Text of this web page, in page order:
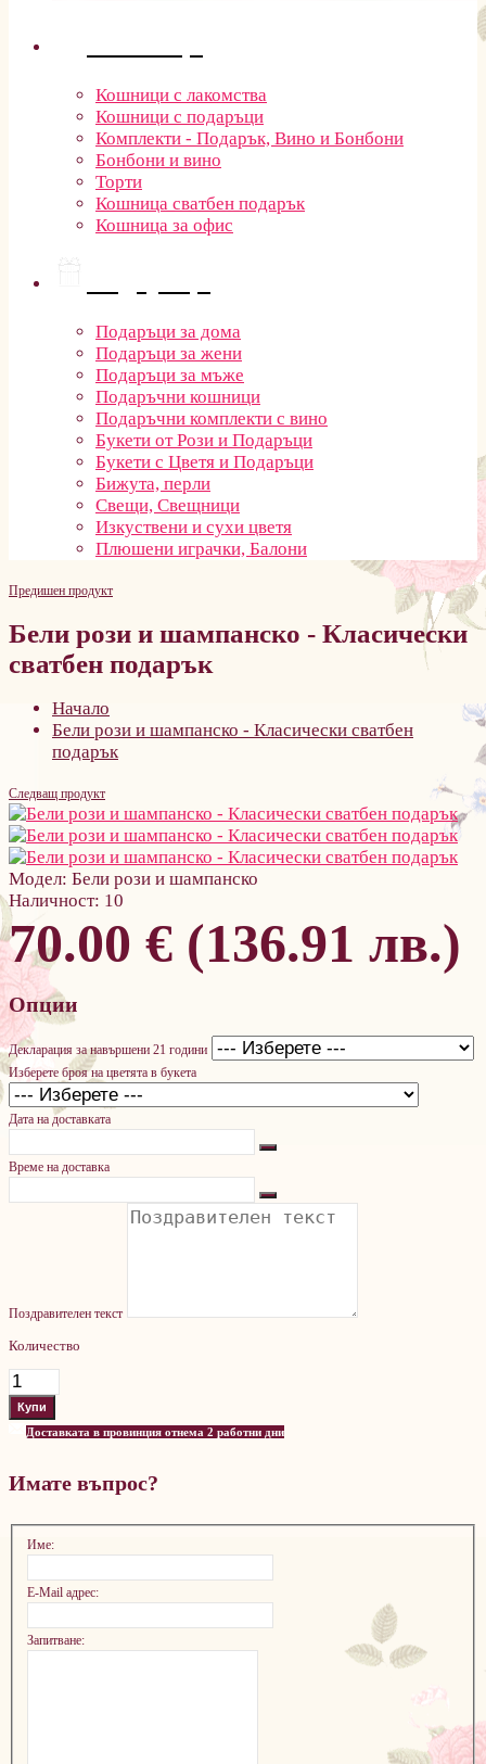
Кошници с лакомства
Кошници с подаръци
Комплекти - Подарък, Вино и Бонбони
Бонбони и вино
Торти
Кошница сватбен подарък
Кошница за офис
Подаръци за дома
Подаръци за жени
Подаръци за мъже
Подаръчни кошници
Подаръчни комплекти с вино
Букети от Рози и Подаръци
Букети с Цветя и Подаръци
Бижута, перли
Свещи, Свещници
Изкуствени и сухи цветя
Плюшени играчки, Балони
Предишен продукт
Бели рози и шампанско - Класически
сватбен подарък
Начало
Бели рози и шампанско - Класически сватбен
подарък
Следващ продукт
Модел: Бели рози и шампанско
Наличност: 10
70.00 € (136.91 лв.)
Опции
Декларация за навършени 21 години
Изберете броя на цветята в букета
Дата на доставката
Време на доставка
Поздравителен текст
Количество
Доставката в провинция отнема 2 работни дни
Имате въпрос?
Име:
E-Mail адрес:
Запитване: